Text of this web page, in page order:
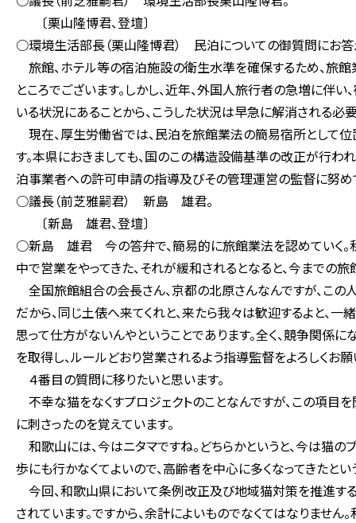
〔栗山隆博君、登壇〕
○環境生活部長（栗山隆博君） 民泊についての御質問にお答
旅館、ホテル等の宿泊施設の衛生水準を確保するため、旅
ところでございます。しかし、近年、外国人旅行者の急増に伴
いる状況にあることから、こうした状況は早急に解消される必
現在、厚生労働省では、民泊を旅館業法の簡易宿所として
す。本県におきましても、国のこの構造設備基準の改正が行わ
泊事業者への許可申請の指導及びその管理運営の監督に努め
○議長（前芝雅嗣君） 新島 雄君。
〔新島 雄君、登壇〕
○新島 雄君 今の答弁で、簡易的に旅館業法を認めていく。私
中で営業をやってきた、それが緩和されるとなると、今までの
全国旅館組合の会長さん、京都の北原さんなんですが、この
だから、同じ土俵へ来てくれと、来たら我々は歓迎するよと、
思って仕方がないんやということであります。全く、競争関係
を取得し、ルールどおり営業されるよう指導監督をよろしくお願
４番目の質問に移りたいと思います。
不幸な猫をなくすプロジェクトのことなんですが、この項目
に刺さったのを覚えています。
和歌山には、今はニタマですね。どちらかというと、今は猫の
歩にも行かなくてよいので、高齢者を中心に多くなってきたとい
今回、和歌山県において条例改正及び地域猫対策を推進す
されています。ですから、余計によいものでなくてはなりません